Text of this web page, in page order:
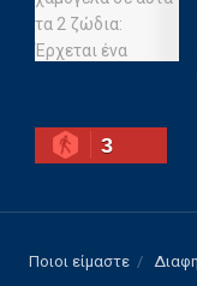
3
Ποιοι είμαστε